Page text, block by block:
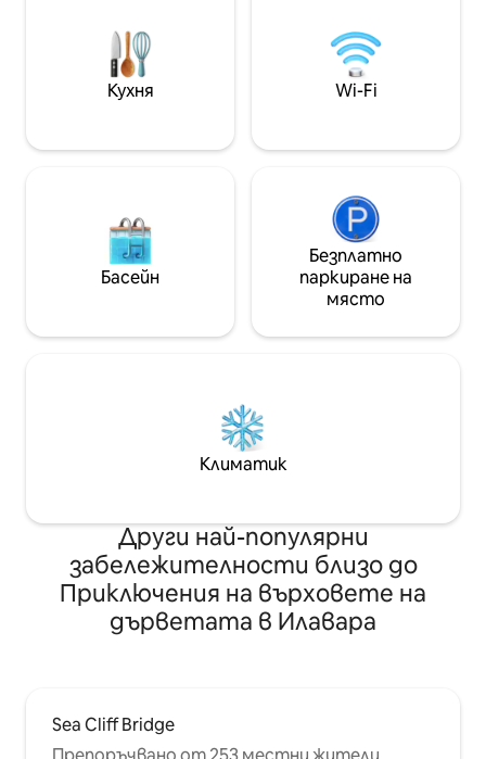
се отпуснете. Много неща, на
които да се насладите!
Кухня Wi-Fi
Басейн
Безплатно
паркиране на
място
Климатик
Други най-популярни
забележителности близо до
Приключения на върховете на
дърветата в Илавара
Sea Cliff Bridge